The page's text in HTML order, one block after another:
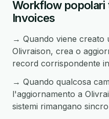
Workflow popolari
Invoices
→ Quando viene creato
Olivraison, crea o
record corrispondente
→ Quando qualcosa
l'aggiornamento a
sistemi rimangano